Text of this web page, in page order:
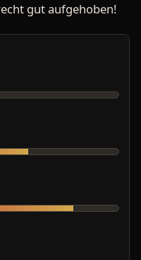
gut aufgehoben!